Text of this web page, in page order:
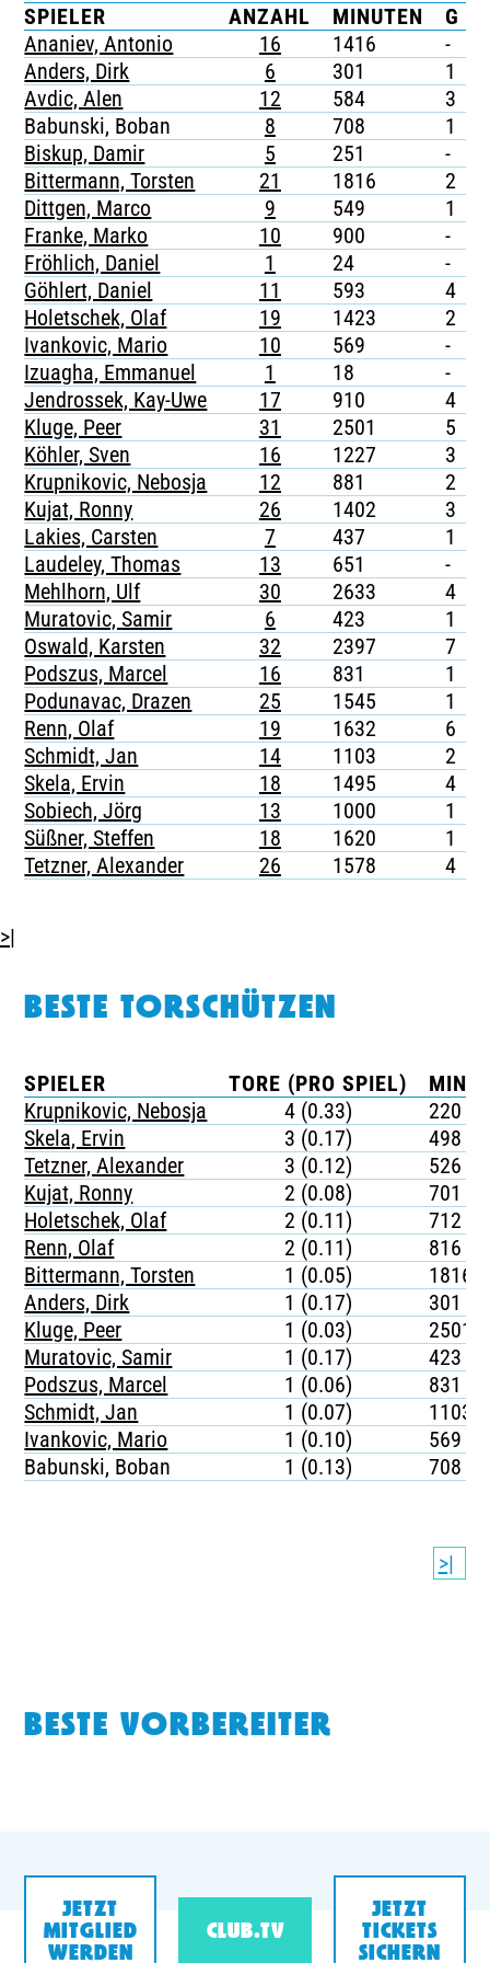
TICKETING
SPIELER
ANZAHL MINUTEN G
Ananiev, Antonio
16 1416 -
Anders, Dirk
6 301 1
Avdic, Alen
12 584 3
Babunski, Boban
8 708 1
Biskup, Damir
5 251 -
Bittermann, Torsten
21 1816 2
Dittgen, Marco
9 549 1
Franke, Marko
10 900 -
Fröhlich, Daniel
1 24 -
Göhlert, Daniel
11 593 4
Holetschek, Olaf
19 1423 2
Ivankovic, Mario
10 569 -
Izuagha, Emmanuel
1 18 -
Jendrossek, Kay-Uwe
17 910 4
Kluge, Peer
31 2501 5
Köhler, Sven
16 1227 3
Krupnikovic, Nebosja
12 881 2
Kujat, Ronny
26 1402 3
Lakies, Carsten
7 437 1
Laudeley, Thomas
13 651 -
Mehlhorn, Ulf
30 2633 4
Muratovic, Samir
6 423 1
Oswald, Karsten
32 2397 7
Podszus, Marcel
16 831 1
Podunavac, Drazen
25 1545 1
Renn, Olaf
19 1632 6
Schmidt, Jan
14 1103 2
Skela, Ervin
18 1495 4
Sobiech, Jörg
13 1000 1
Süßner, Steffen
18 1620 1
Tetzner, Alexander
26 1578 4
>|
BESTE TORSCHÜTZEN
SPIELER TORE (PRO SPIEL)
Krupnikovic, Nebosja
4 (0.33)
220
Skela, Ervin
3 (0.17)
498
Tetzner, Alexander
3 (0.12)
526
Kujat, Ronny
2 (0.08)
701
Holetschek, Olaf
2 (0.11)
712
Renn, Olaf
2 (0.11)
816
Bittermann, Torsten
1 (0.05)
1816
Anders, Dirk
1 (0.17)
301
Kluge, Peer
1 (0.03)
2501
Muratovic, Samir
1 (0.17)
423
Podszus, Marcel
1 (0.06)
831
Schmidt, Jan
1 (0.07)
1103
Ivankovic, Mario
1 (0.10)
569
Babunski, Boban
1 (0.13) 708
>|
BESTE VORBEREITER
JETZT
MITGLIED
WERDEN
CLUB.TV
JETZT
TICKETS
SICHERN